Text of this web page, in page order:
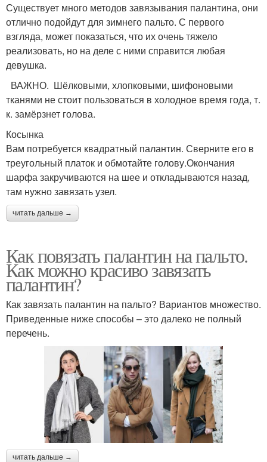
Существует много методов завязывания палантина, они
отлично подойдут для зимнего пальто. С первого
взгляда, может показаться, что их очень тяжело
реализовать, но на деле с ними справится любая
девушка.
ВАЖНО. Шёлковыми, хлопковыми, шифоновыми
тканями не стоит пользоваться в холодное время года, т.
к. замёрзнет голова.
Косынка
Вам потребуется квадратный палантин. Сверните его в
треугольный платок и обмотайте голову.Окончания
шарфа закручиваются на шее и откладываются назад,
там нужно завязать узел.
читать дальше →
Как повязать палантин на пальто.
Как можно красиво завязать
палантин?
Как завязать палантин на пальто? Вариантов множество.
Приведенные ниже способы – это далеко не полный
перечень.
читать дальше →